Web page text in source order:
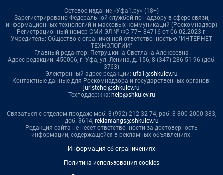
Сетевое издание «Уфа1.ру» (18+)
Зарегистрировано Федеральной службой по надзору в сфере связи,
информационных технологий и массовых коммуникаций (Роскомнадзор)
Регистрационный номер СМИ ЭЛ № ФС 77– 84716 от 06.02.2023 г.
Учредитель: Общество с ограниченной ответственностью "ИНТЕРНЕТ
ТЕХНОЛОГИИ"
Главный редактор: Петрушкина Светлана Алексеевна
Адрес редакции: 450006, г. Уфа, ул. Ленина, д. 156, 8 (347) 286-51-96 (доб.
3763)
Электронный адрес редакции: ufa1@shkulev.ru
Контактные данные для Роскомнадзора и государственных органов:
juristchel@shkulev.ru
Техподдержка: help@shkulev.ru
Связаться с отделом продаж: моб. 8 (992) 212-32-74, раб. 8 800 2000-383,
доб. 3614, reklamangs@shkulev.ru
Редакция сайта не несет ответственности за достоверность
информации, содержащейся в рекламных объявлениях.
Информация об ограничениях
Политика использования cookies